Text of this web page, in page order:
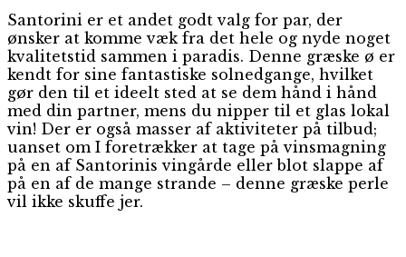
Santorini er et andet godt valg for par, der
ønsker at komme væk fra det hele og nyde noget
kvalitetstid sammen i paradis. Denne græske ø er
kendt for sine fantastiske solnedgange, hvilket
gør den til et ideelt sted at se dem hånd i hånd
med din partner, mens du nipper til et glas lokal
vin! Der er også masser af aktiviteter på tilbud;
uanset om I foretrækker at tage på vinsmagning
på en af Santorinis vingårde eller blot slappe af
på en af de mange strande – denne græske perle
vil ikke skuffe jer.